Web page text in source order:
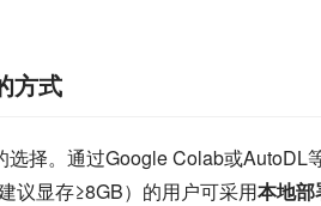
方式
选择。通过Google Colab或AutoDL
议显存≥8GB）的用户可采用本地部